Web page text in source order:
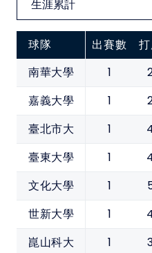
球隊 出賽數
南華大學
1
嘉義大學 1
臺北市大 1
臺東大學 1
文化大學 1
世新大學 1
崑山科大 1